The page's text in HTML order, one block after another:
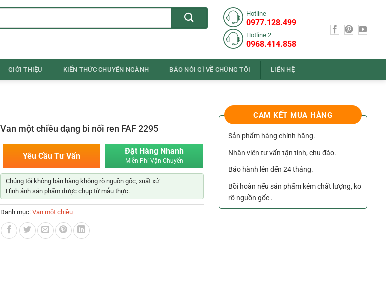
Hotline
0977.128.499
Hotline 2
0968.414.858
GIỚI THIỆU KIẾN THỨC CHUYÊN NGÀNH BÁO NÓI GÌ VỀ CHÚNG TÔI LIÊN HỆ
Van một chiều dạng bi nối ren FAF 2295
Yêu Cầu Tư Vấn
Đặt Hàng Nhanh
Miễn Phí Vận Chuyển
Chúng tôi không bán hàng không rõ nguồn gốc, xuất xứ
Hình ảnh sản phẩm được chụp từ mẫu thực.
Danh mục: Van một chiều
CAM KẾT MUA HÀNG
Sản phẩm hàng chính hãng.
Nhân viên tư vấn tận tình, chu đáo.
Bảo hành lên đến 24 tháng.
Bồi hoàn nếu sản phẩm kém chất lượng, ko
rõ nguồn gốc .